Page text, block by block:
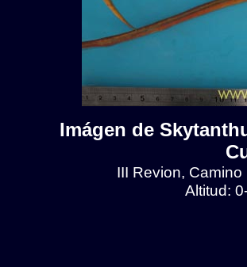
Imágen de
III Revion,
Altitud: